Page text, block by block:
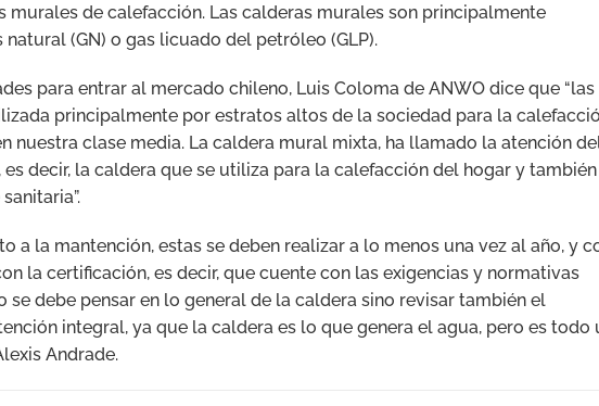
murales de calefacción. Las calderas murales son principalmente
(GN) o gas licuado del petróleo (GLP).
para entrar al mercado chileno, Luis Coloma de ANWO dice que “las
principalmente por estratos altos de la sociedad para la
nuestra clase media. La caldera mural mixta, ha llamado la atención
decir, la caldera que se utiliza para la calefacción del hogar y también
a la mantención, estas se deben realizar a lo menos una vez al año, y
la certificación, es decir, que cuente con las exigencias y normativas
se debe pensar en lo general de la caldera sino revisar también el
integral, ya que la caldera es lo que genera el agua, pero es todo
Andrade.